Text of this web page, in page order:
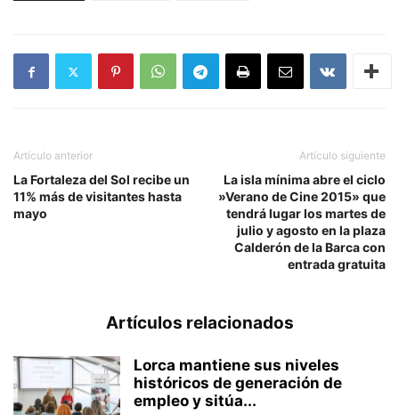
Artículo anterior
La Fortaleza del Sol recibe un
11% más de visitantes hasta
mayo
Artículo siguiente
La isla mínima abre el ciclo
»Verano de Cine 2015» que
tendrá lugar los martes de
julio y agosto en la plaza
Calderón de la Barca con
entrada gratuita
Artículos relacionados
Lorca mantiene sus niveles
históricos de generación de
empleo y sitúa...